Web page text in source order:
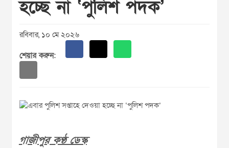
হচ্ছে না ‘পুলিশ পদক’
রবিবার, ১০ মে ২০২৬
শেয়ার করুন:
গাজীপুর কণ্ঠ ডেস্ক